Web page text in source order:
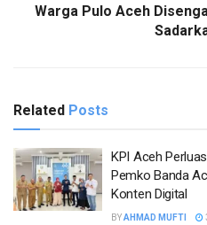
Warga Pulo Aceh
Related Posts
KPI Aceh
Pemko Banda
Konten Digital
BYAHMAD MUFTI